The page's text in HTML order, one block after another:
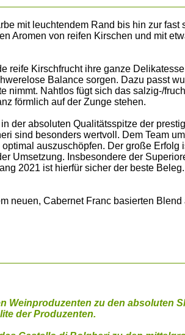
mit leuchtendem Rand bis hin zur fast
Aromen von reifen Kirschen und mit
reife Kirschfrucht ihre ganze
Balance sorgen. Dazu passt
nimmt. Nahtlos fügt sich das salzig-/
förmlich auf der Zunge stehen.
der absoluten Qualitätsspitze der
sind besonders wertvoll. Dem Team
auszuschöpfen. Der große Erfolg
Umsetzung. Insbesondere der
2021 ist hierfür sicher der beste
neuen, Cabernet Franc basierten
Weinproduzenten zu den absoluten
der Produzenten.